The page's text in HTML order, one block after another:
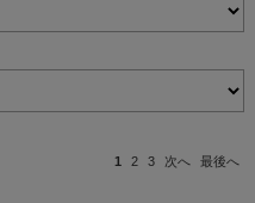
1 2 3 次へ 最後へ